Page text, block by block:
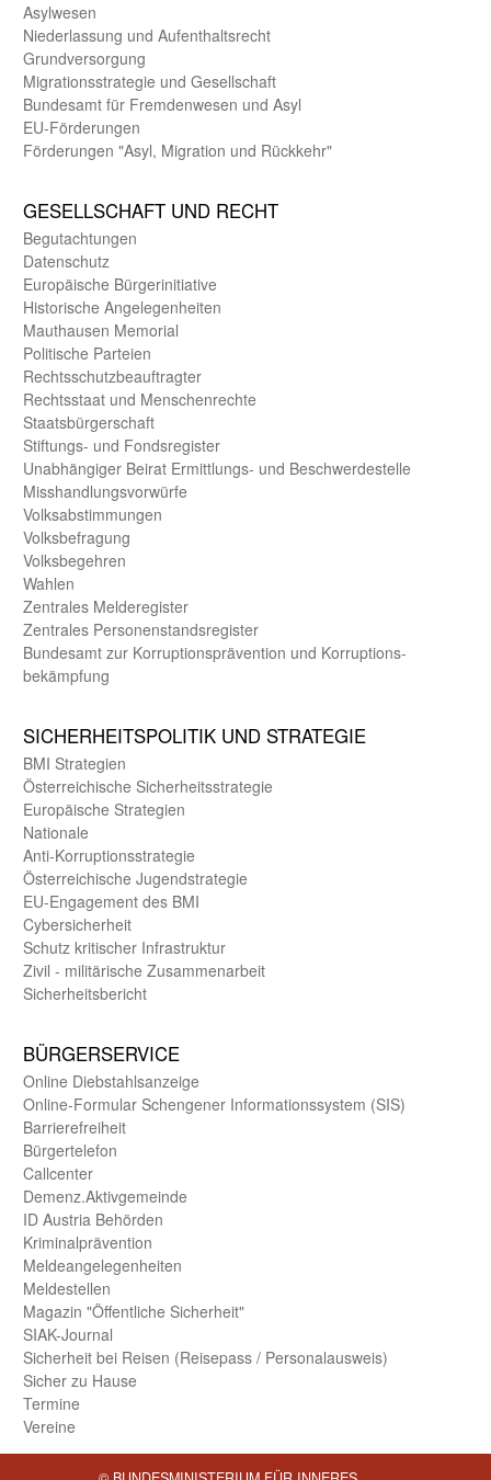
Asyl­wesen
Nieder­lassung und Aufent­halts­recht
Grund­versorgung
Migrations­strategie und Gesell­schaft
Bundes­amt für Fremden­wesen und Asyl
EU-Förde­rungen
Förderungen "Asyl, Migration und Rückkehr"
GE­SELL­SCHAFT UND RECHT
Begut­achtungen
Daten­schutz
Europäische Bürger­initiative
Historische Angelegen­heiten
Mauthausen Memorial
Politische Parteien
Rechts­schutz­beauftragter
Rechts­staat und Menschen­rechte
Staats­bürger­schaft
Stiftungs- und Fonds­register
Unab­hängiger Beirat Ermittlungs- und Beschwerde­stelle
Misshandlungs­vorwürfe
Volks­abstimmungen
Volks­befragung
Volks­begehren
Wahlen
Zentrales Melde­register
Zentrales Personen­stands­register
Bundes­amt zur Korrup­tions­prävention und Korrup­tions­
bekämpfung
SICHER­HEITS­POLITIK UND STRATEGIE
BMI Strategien
Öster­reichische Sicherheits­strategie
Europäische Strategien
Nationale
Anti-Korruptions­strategie
Öster­reichische Jugend­strategie
EU-Engagement des BMI
Cybersicherheit
Schutz kritischer Infra­struktur
Zivil - militärische Zusammen­arbeit
Sicherheits­bericht
BÜRGER­SERVICE
Online Diebstahls­anzeige
Online-Formular Schengener Informationssystem (SIS)
Barriere­freiheit
Bürger­telefon
Call­center
Demenz.Aktiv­gemeinde
ID Austria Behörden
Kriminal­prävention
Melde­an­ge­le­gen­heiten
Meld­estellen
Magazin "Öffentliche Sicherheit"
SIAK-Journal
Sicherheit bei Reisen (Reise­pass / Personal­ausweis)
Sicher zu Hause
Termine
Vereine